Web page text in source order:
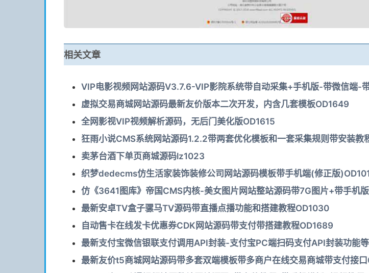
相关文章
VIP电影视频网站源码V3.7.6-VIP影院系统带自动采集+手机版-带微信端-
虚拟交易商城网站源码最新友价版本二次开发，内含几套模板OD1649
全网影视VIP视频解析源码，无后门美化版OD1615
狂雨小说CMS系统网站源码1.2.2带两套优化模板和一套采集规则带安装教
卖茅台酒下单页商城源码lz1023
织梦dedecms仿生活家装饰装修公司网站源码模板带手机端(修正版
仿《3641图库》帝国CMS内核-美女图片网站整站源码带7G图片+带手机版
最新安卓TV盒子骡马TV源码带直播点播功能和搭建教程OD1030
自动售卡在线发卡优惠券CDK网站源码带支付带搭建教程OD1689
最新支付宝微信银联支付调用API封装-支付宝PC端扫码支付API封装功能
最新友价t5商城网站源码带多套双端模板带多商户在线交易商城带支付接